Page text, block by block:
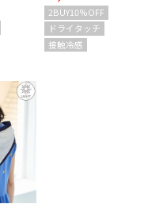
2BUY10%OFF
ドライタッチ
接触冷感